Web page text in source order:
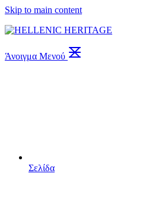
Skip to main content
Άνοιγμα Μενού
Σελίδα